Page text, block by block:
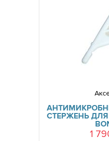
СТЕРЖЕНЬ
1